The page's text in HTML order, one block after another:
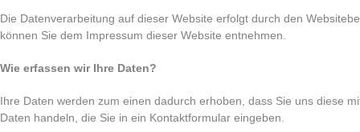
Die Datenverarbeitung auf dieser Website erfolgt durch den
können Sie dem Impressum dieser Website entnehmen.
Wie erfassen wir Ihre Daten?
Ihre Daten werden zum einen dadurch erhoben, dass Sie uns diese
Daten handeln, die Sie in ein Kontaktformular eingeben.